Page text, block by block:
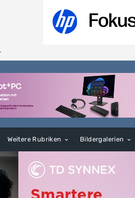
Weitere Rubriken Bildergalerien